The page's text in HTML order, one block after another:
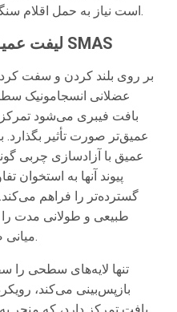
است نیاز به حمل اقلام سنگین داشته باشند، به کار برگردند.
لیفت عمیق صورت در مقابل لیفت SMAS
عضلانی انسجامونیک
بافت فیبری می‌شود تمرکز
عمیق‌تر صورت تأثیر
عمیق با آزادسازی چربی
پیوند آنها به استخوان
گسترده‌تر را فراهم
طبیعی و طولانی مدت را
میانی صورت که اثرات آن بیشتر است.
بازپس‌بینی می‌کند،